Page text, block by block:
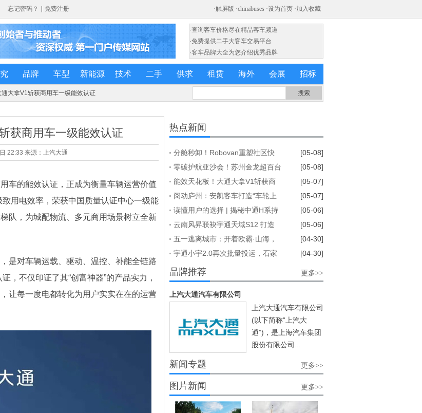
·查询客车价格尽在精品客车频道
·免费提供二手大客车交易平台
·客车品牌大全为您介绍优秀品牌
品牌 车型 新能源 技术 二手 供求 租赁 海外 会展 招标
大拿V1斩获商用车一级能效认证
获商用车一级能效认证
22:33 来源：上汽大通
的能效认证，正成为衡量车辆运营价值
用电效率，荣获中国质量认证中心一级能
队，为城配物流、多元商用场景树立全新
对车辆运载、驱动、温控、补能全链路
，不仅印证了其“创富神器”的产品实力，
让每一度电都转化为用户实实在在的运营
热点新闻
分舱秒卸！Robovan重塑社区快
递生态
[05-08]
零碳护航亚沙会！苏州金龙超百台
纯电新V系客车驰骋三亚
[05-08]
能效天花板！大通大拿V1斩获商
用车一级能效认证
[05-07]
阅动庐州：安凯客车打造“车轮上
的书香驿站”
[05-07]
读懂用户的选择 | 揭秘中通H系持
续热销背后的价值逻辑
[05-06]
云南风昇联袂宇通天域S12 打造
高端超长线定制游！
[05-06]
五一逃离城市：开着欧霸·山海，
去川藏线安个家
[04-30]
宇通小宇2.0再次批量投运，石家
庄开启自动驾驶公交新时代!
[04-30]
品牌推荐 更多>>
上汽大通汽车有限公司
上汽大通汽车有限公司
(以下简称“上汽大
通”)，是上海汽车集团
股份有限公司...
新闻专题 更多>>
图片新闻 更多>>